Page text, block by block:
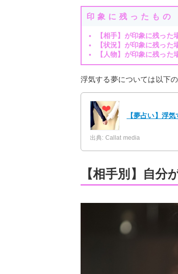
印象に残ったもの
【相手】が印象に残った
【状況】が印象に残った
【人物】が印象に残った
浮気する夢については以下
【夢占い】浮
出典: Callat media
【相手別】自分